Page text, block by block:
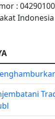
:
Indonesia